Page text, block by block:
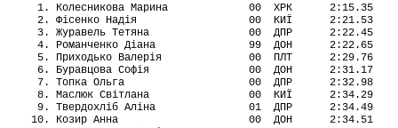
    1. Колесникова Марина             00  ХРК      2:15.35
    2. Фісенко Надія                  00  КИЇ      2:21.53
    3. Журавель Тетяна                00  ДПР      2:22.45
    4. Романченко Діана               99  ДОН      2:22.65
    5. Приходько Валерія              00  ПЛТ      2:29.76
    6. Буравцова Софія                00  ДОН      2:31.17
    7. Топка Ольга                    00  ДПР      2:32.98
    8. Маслюк Світлана                00  КИЇ      2:34.29
    9. Твердохліб Аліна               01  ДПР      2:34.49
   10. Козир Анна                     00  ДОН      2:34.51